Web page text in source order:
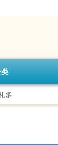
多